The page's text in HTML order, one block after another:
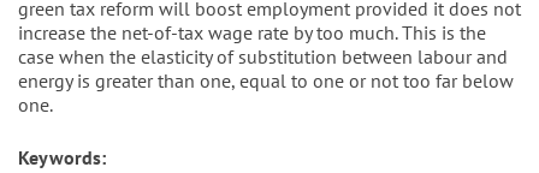
green tax reform will boost employment provided it does not
increase the net-of-tax wage rate by too much. This is the
case when the elasticity of substitution between labour and
energy is greater than one, equal to one or not too far below
one.
Keywords: